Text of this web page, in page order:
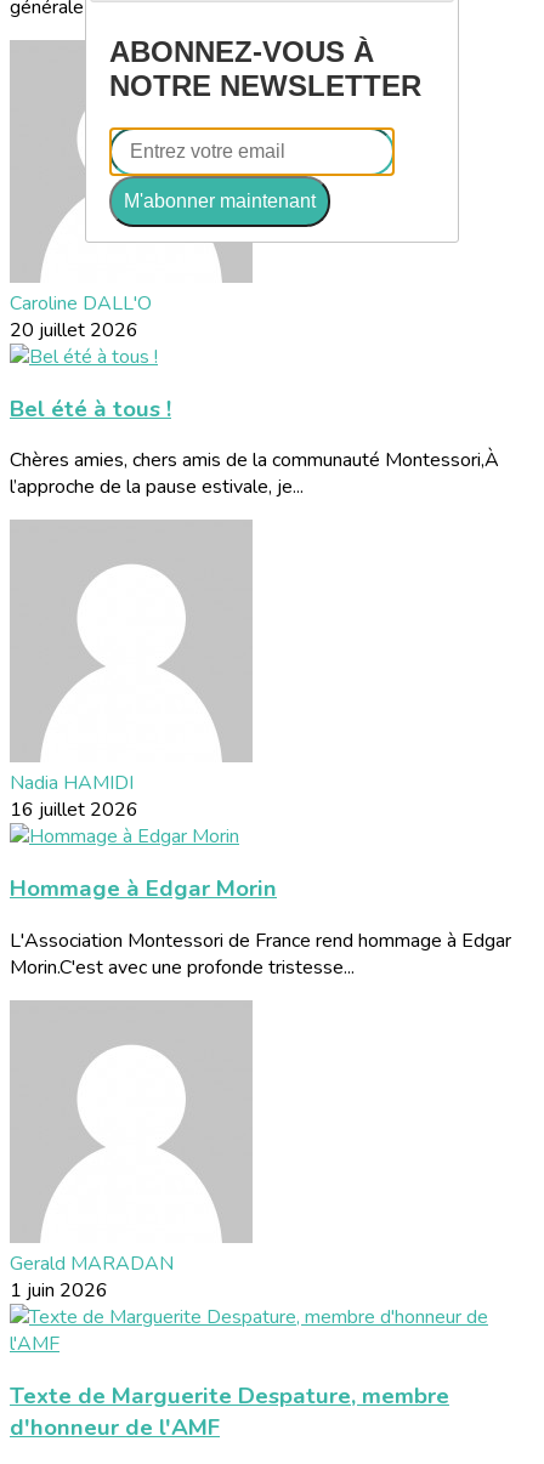
générale aura lieu en présentiel, le...
Caroline DALL'O
20 juillet 2026
Bel été à tous !
Chères amies, chers amis de la communauté Montessori,À
l’approche de la pause estivale, je...
Nadia HAMIDI
16 juillet 2026
Hommage à Edgar Morin
L'Association Montessori de France rend hommage à Edgar
Morin.C'est avec une profonde tristesse...
Gerald MARADAN
1 juin 2026
Texte de Marguerite Despature, membre
d'honneur de l'AMF
ABONNEZ-VOUS À
NOTRE NEWSLETTER
M'abonner maintenant